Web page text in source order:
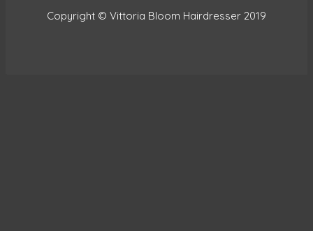
Copyright © Vittoria Bloom Hairdresser 2019